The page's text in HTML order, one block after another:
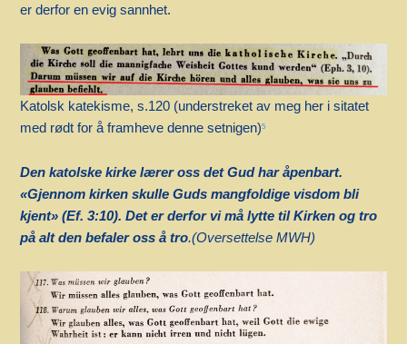
er derfor en evig sannhet.
Katolsk katekisme, s.120 (understreket av meg her i sitatet
med rødt for å framheve denne setnigen)5
Den katolske kirke lærer oss det Gud har åpenbart.
«Gjennom kirken skulle Guds mangfoldige visdom bli
kjent» (Ef. 3:10). Det er derfor vi må lytte til Kirken og tro
på alt den befaler oss å tro.(Oversettelse MWH)